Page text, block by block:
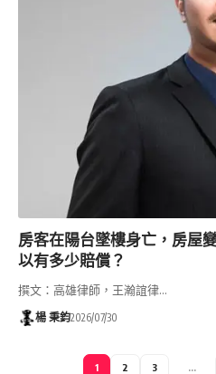
房客在陽台墜樓身亡，房屋
以有多少賠償？
撰文：高雄律師，王瀚誼律…
楊 秉鈞2026/07/30
1 2 3 ...